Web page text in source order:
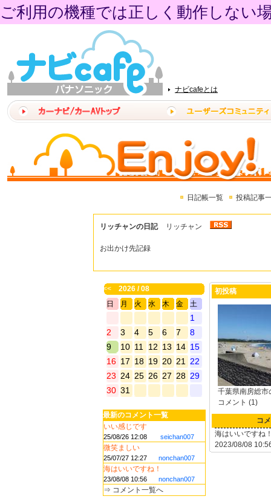
ご利用の機種では正しく動作しない
ナビcafeとは
日記帳一覧 投稿記事
リッチャンの日記 リッチャン
お出かけ先記録
<<
2026 / 08
日
月 火 水 木 金 土
1
2
3 4 5 6 7
8
9
10 11 12 13 14 15
16 17 18 19 20 21
22
23 24 25 26 27 28 29
30 31
最新のコメント一覧
いい感じです
25/08/26 12:08 seichan007
微笑ましい
25/07/27 12:27 nonchan007
海はいいですね！
23/08/08 10:56 nonchan007
⇒ コメント一覧へ
初投稿
千葉県南房総市
コメント (1)
コ
海はいいですね
2023/08/08